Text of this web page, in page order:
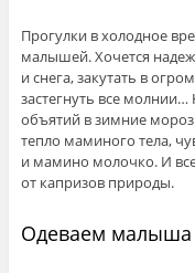
Прогулки в холодное
малышей. Хочется
и снега, закутать в
застегнуть все
объятий в зимние
тепло маминого тела,
и мамино молочко. И
от капризов природы.
Одеваем малыша